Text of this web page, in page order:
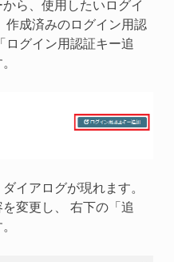
ら、使用したいログイ
作成済みのログイン用認
ログイン用認証キー追
イアログが現れます。
変更し、 右下の「追